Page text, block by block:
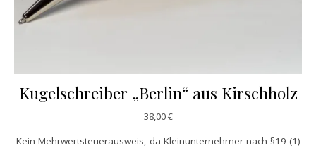
Kugelschreiber „Berlin“ aus Kirschholz
38,00€
Kein Mehrwertsteuerausweis, da Kleinunternehmer nach §19 (1)